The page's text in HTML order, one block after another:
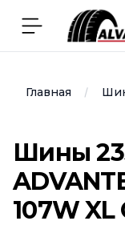
Открыть меню
Alvarehvid
Главная
Шины
107W XL